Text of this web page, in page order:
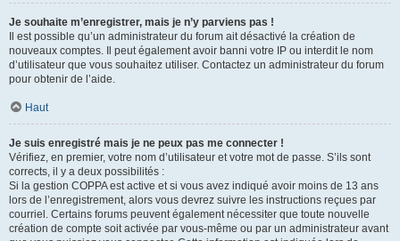
Je souhaite m’enregistrer, mais je n’y parviens pas !
Il est possible qu’un administrateur du forum ait désactivé la création de
nouveaux comptes. Il peut également avoir banni votre IP ou interdit le nom
d’utilisateur que vous souhaitez utiliser. Contactez un administrateur du forum
pour obtenir de l’aide.
Haut
Je suis enregistré mais je ne peux pas me connecter !
Vérifiez, en premier, votre nom d’utilisateur et votre mot de passe. S’ils sont
corrects, il y a deux possibilités :
Si la gestion COPPA est active et si vous avez indiqué avoir moins de 13 ans
lors de l’enregistrement, alors vous devrez suivre les instructions reçues par
courriel. Certains forums peuvent également nécessiter que toute nouvelle
création de compte soit activée par vous-même ou par un administrateur avant